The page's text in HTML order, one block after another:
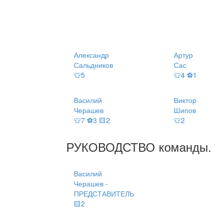
Александр
Сальдников
👕5
Артур
Сас
👕4 ⚽1
Василий
Черашев
👕7 ⚽3 🟨2
Виктор
Шипов
👕2
РУКОВОДСТВО команды.
Василий
Черашев -
ПРЕДСТАВИТЕЛЬ
🟨2